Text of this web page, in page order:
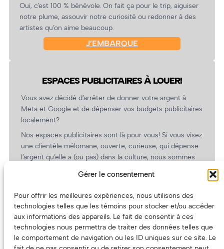
Gérer le consentement
Pour offrir les meilleures expériences, nous utilisons des
technologies telles que les témoins pour stocker et/ou accéder
aux informations des appareils. Le fait de consentir à ces
technologies nous permettra de traiter des données telles que
le comportement de navigation ou les ID uniques sur ce site. Le
Oui, c’est 100 % bénévole. On fait ça pour le trip, aiguiser
notre plume, assouvir notre curiosité ou redonner à des
artistes qu’on aime beaucoup.
J’EMBARQUE
ESPACES PUBLICITAIRES À LOUER!
Vous avez décidé d’arrêter de donner votre argent à
Meta et Google et de dépenser vos budgets publicitaires
localement?
Nos espaces publicitaires sont là pour vous! Si vous visez
une clientèle mélomane, ouverte, curieuse, qui dépense
l’argent qu’elle a (ou pas) dans la culture, nous sommes
revient.
(Oui, on va avoir des tarifs spéciaux pour vous, les
artistes!)